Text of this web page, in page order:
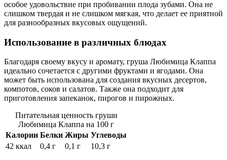
особое удовольствие при пробивании плода зубами. Она не
слишком твердая и не слишком мягкая, что делает ее приятной
для разнообразных вкусовых ощущений.
Использование в различных блюдах
Благодаря своему вкусу и аромату, груша Любимица Клаппа
идеально сочетается с другими фруктами и ягодами. Она
может быть использована для создания вкусных десертов,
компотов, соков и салатов. Также она подходит для
приготовления запеканок, пирогов и пирожных.
Питательная ценность груши
Любимица Клаппа на 100 г
Калории Белки Жиры Углеводы
42 ккал
0,4 г 0,1 г 10,3 г